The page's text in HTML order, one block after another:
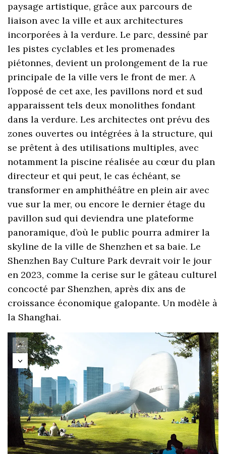
paysage artistique, grâce aux parcours de
liaison avec la ville et aux architectures
incorporées à la verdure. Le parc, dessiné par
les pistes cyclables et les promenades
piétonnes, devient un prolongement de la rue
principale de la ville vers le front de mer. A
l’opposé de cet axe, les pavillons nord et sud
apparaissent tels deux monolithes fondant
dans la verdure. Les architectes ont prévu des
zones ouvertes ou intégrées à la structure, qui
se prêtent à des utilisations multiples, avec
notamment la piscine réalisée au cœur du plan
directeur et qui peut, le cas échéant, se
transformer en amphithéâtre en plein air avec
vue sur la mer, ou encore le dernier étage du
pavillon sud qui deviendra une plateforme
panoramique, d’où le public pourra admirer la
skyline de la ville de Shenzhen et sa baie. Le
Shenzhen Bay Culture Park devrait voir le jour
en 2023, comme la cerise sur le gâteau culturel
concocté par Shenzhen, après dix ans de
croissance économique galopante. Un modèle à
la Shanghai.